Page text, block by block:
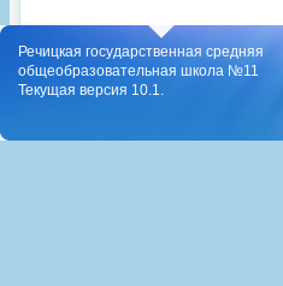
Речицкая государственная средняя
общеобразовательная школа №11
Текущая версия 10.1.